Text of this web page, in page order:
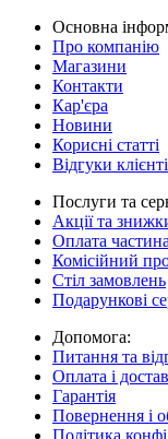
Основна
Про компанію
Магазини
Контакти
Кар'єра
Новини
Корисні статті
Відгуки
Послуги та
Акції та
Оплата
Комісійний
Стіл замовлень
Подарункові
Допомога:
Питання та
Оплата і
Гарантія
Повернення і
Політика